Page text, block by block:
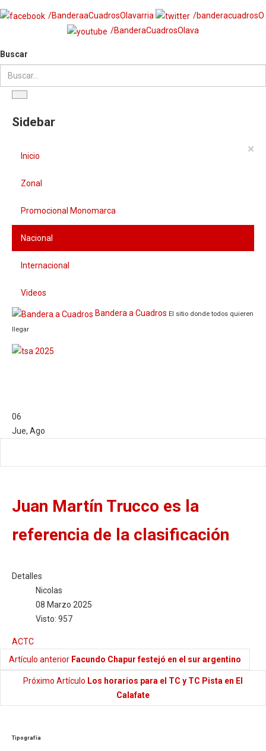
/BanderaaCuadrosOlavarria
/banderacuadrosO
/BanderaCuadrosOlava
Buscar
Sidebar
×
Inicio
Zonal
Promocional Monomarca
Nacional
Internacional
Videos
Bandera a Cuadros El sitio donde todos quieren
llegar
06
Jue, Ago
Juan Martín Trucco es la
referencia de la clasificación
Detalles
Nicolas
08 Marzo 2025
Visto: 957
ACTC
Artículo anterior Facundo Chapur festejó en el sur argentino
Próximo Artículo Los horarios para el TC y TC Pista en El
Calafate
Tipografía